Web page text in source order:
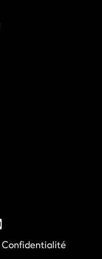
Confidentialité